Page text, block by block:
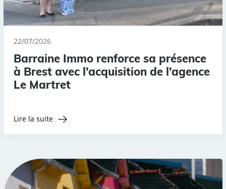
22/07/2026
Barraine Immo renforce sa présence
à Brest avec l’acquisition de l’agence
Le Martret
Lire la suite